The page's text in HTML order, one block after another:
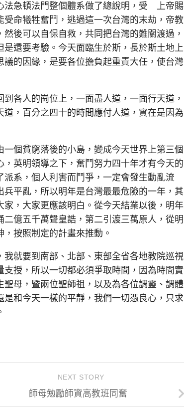
法急頓法門整個體系做了總說明，受 上帝賜
命犧牲奮鬥，逃過這一次台灣的末劫，帝教
後可以自保自救，共同把台灣的難關渡過，
還要考驗。今天面臨生於斯，長於斯土地上
的因緣，是要各位擔負起重責大任，使台灣
各人的崗位上，一面盡人道，一面行天道，
，百分之四十的時間應付人道，實在是因為
個貧窮落後的小島，變成今天世界上第三個
英明領導之下，奮鬥努力四十年才有今天的
系，個人利害而鬥爭，一定會發生動亂流
平亂，所以明年是台灣最最危險的一年，其
，大家更應該明白。從今天結業以後，明年
億五千萬聲皇誥，第二引渡三萬原人，從明
按照制定的計畫來推動。
就要到南部、北部、東部全省各地教院巡視
授，所以一切都必須爭取時間，因為時間實
母，暨兩位聖師祖，以及為各位調靈、調體
和今天一樣的平靜，我們一切憑良心，只求
NEXT STORY
師母勉勵師資高教班同奮